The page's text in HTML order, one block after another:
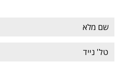
שם מלא
טל' נייד